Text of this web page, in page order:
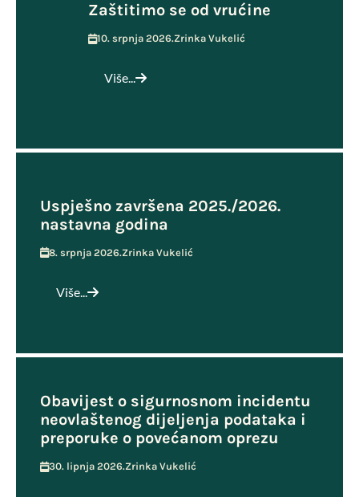
Zaštitimo se od vrućine
10. srpnja 2026.Zrinka Vukelić
Više...
Uspješno završena 2025./2026.
nastavna godina
8. srpnja 2026.Zrinka Vukelić
Više...
Obavijest o sigurnosnom incidentu
neovlaštenog dijeljenja podataka i
preporuke o povećanom oprezu
30. lipnja 2026.Zrinka Vukelić